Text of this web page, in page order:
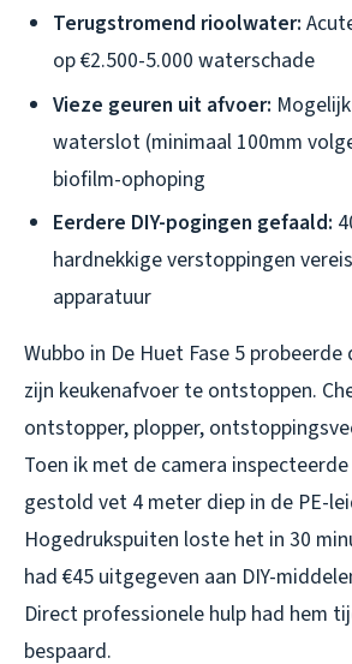
Terugstromend rioolwater:
op €2.500-5.000 waterschade
Vieze geuren uit afvoer:
waterslot (minimaal 100mm
biofilm-ophoping
Eerdere DIY-pogingen gefaald:
hardnekkige verstoppingen
apparatuur
Wubbo in De Huet Fase 5
zijn keukenafvoer te ontstoppen.
ontstopper, plopper,
Toen ik met de camera
gestold vet 4 meter diep in de PE-
Hogedrukspuiten loste het in 30
had €45 uitgegeven aan DIY-
Direct professionele hulp had hem
bespaard.